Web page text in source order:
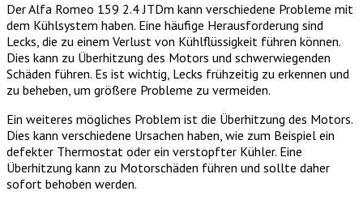
Der Alfa Romeo 159 2.4 JTDm kann verschiedene Probleme mit
dem Kühlsystem haben. Eine häufige Herausforderung sind
Lecks, die zu einem Verlust von Kühlflüssigkeit führen können.
Dies kann zu Überhitzung des Motors und schwerwiegenden
Schäden führen. Es ist wichtig, Lecks frühzeitig zu erkennen und
zu beheben, um größere Probleme zu vermeiden.
Ein weiteres mögliches Problem ist die Überhitzung des Motors.
Dies kann verschiedene Ursachen haben, wie zum Beispiel ein
defekter Thermostat oder ein verstopfter Kühler. Eine
Überhitzung kann zu Motorschäden führen und sollte daher
sofort behoben werden.